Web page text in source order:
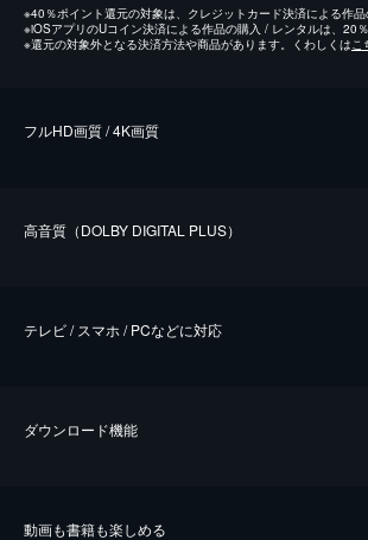
※40％ポイント還元の対象は、クレジットカード決済による作品
※iOSアプリのUコイン決済による作品の購入 / レンタルは、20％
※還元の対象外となる決済方法や商品があります。くわしくは こ
フルHD画質 / 4K画質
⾼⾳質（DOLBY DIGITAL PLUS）
テレビ / スマホ / PCなどに対応
ダウンロード機能
動画も書籍も楽しめる